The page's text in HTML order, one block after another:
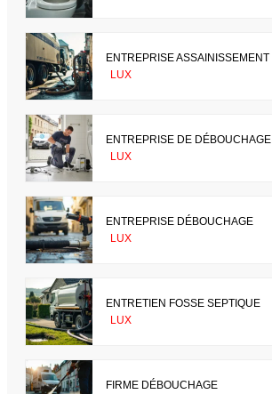
ENTREPRISE ASSAINISSEMENT
LUX
ENTREPRISE DE DÉBOUCHAGE
LUX
ENTREPRISE DÉBOUCHAGE
LUX
ENTRETIEN FOSSE SEPTIQUE
LUX
FIRME DÉBOUCHAGE